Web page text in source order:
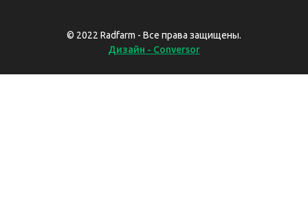
© 2022 Radfarm - Все права защищены.
Дизайн - Conversor